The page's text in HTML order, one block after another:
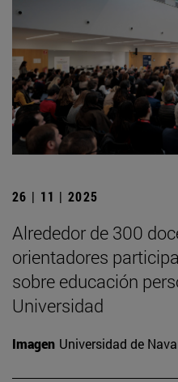
26 | 11 | 2025
Alrededor de 300
orientadores
sobre educación
Universidad
Imagen Universidad de